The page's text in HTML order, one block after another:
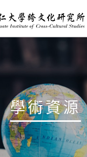
學術資源